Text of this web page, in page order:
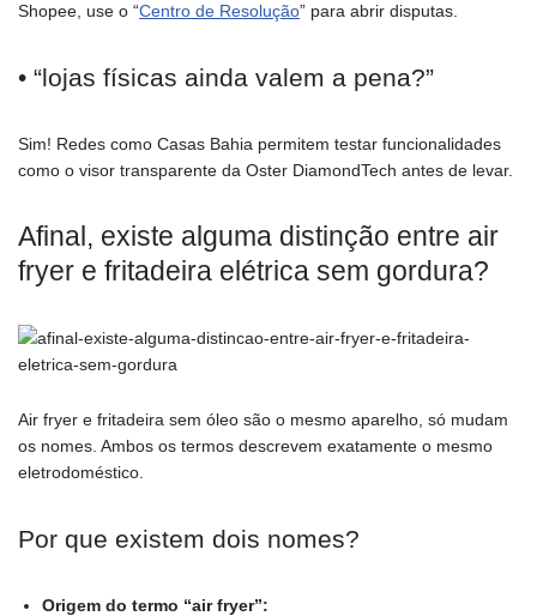
Shopee, use o “Centro de Resolução” para abrir disputas.
• “lojas físicas ainda valem a pena?”
Sim! Redes como Casas Bahia permitem testar funcionalidades
como o visor transparente da Oster DiamondTech antes de levar.
Afinal, existe alguma distinção entre air
fryer e fritadeira elétrica sem gordura?
Air fryer e fritadeira sem óleo são o mesmo aparelho, só mudam
os nomes. Ambos os termos descrevem exatamente o mesmo
eletrodoméstico.
Por que existem dois nomes?
Origem do termo “air fryer”: